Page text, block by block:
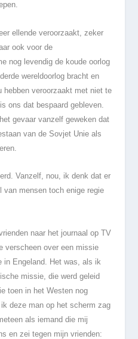
ellende veroorzaakt, zeker
ook voor de
nog levendig de koude oorlog
wereldoorlog bracht en
hebben veroorzaakt met niet te
ons dat bespaard gebleven.
gevaar vanzelf geweken dat
van de Sovjet Unie als
Vanzelf, nou, ik denk dat er
van mensen toch enige regie
naar het journaal op TV
verscheen over een missie
in Engeland. Het was, als ik
missie, die werd geleid
toen in het Westen nog
deze man op het scherm zag
als iemand die mij
en zei tegen mijn vrienden: